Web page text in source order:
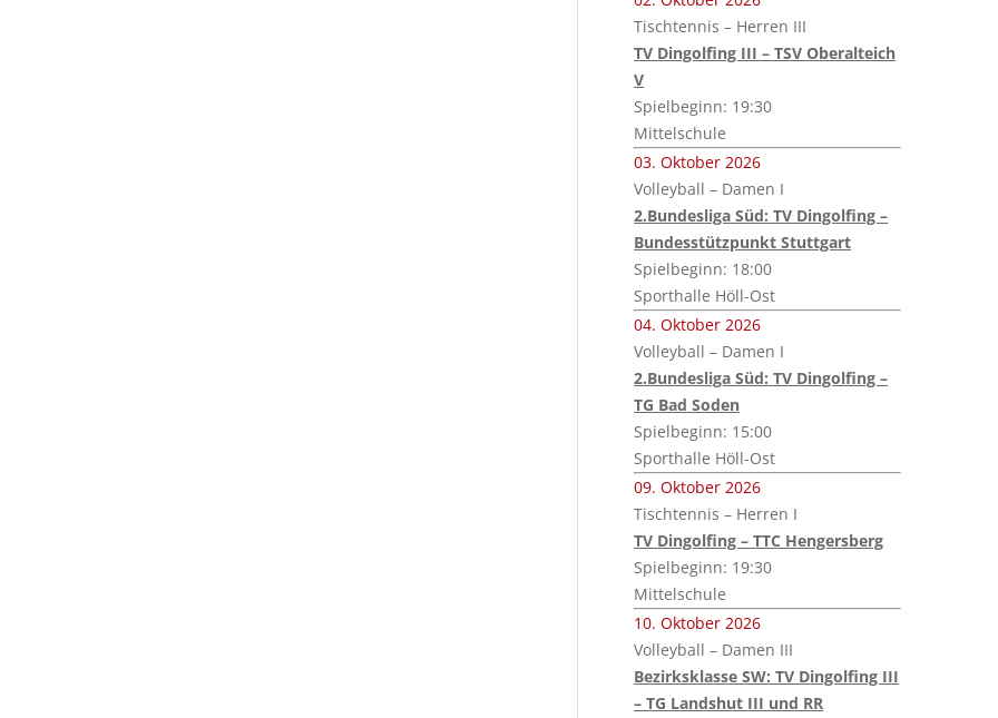
Tischtennis – Herren III
TV Dingolfing III – TSV Oberalteich
V
Spielbeginn: 19:30
Mittelschule
03. Oktober 2026
Volleyball – Damen I
2.Bundesliga Süd: TV Dingolfing –
Bundesstützpunkt Stuttgart
Spielbeginn: 18:00
Sporthalle Höll-Ost
04. Oktober 2026
Volleyball – Damen I
2.Bundesliga Süd: TV Dingolfing –
TG Bad Soden
Spielbeginn: 15:00
Sporthalle Höll-Ost
09. Oktober 2026
Tischtennis – Herren I
TV Dingolfing – TTC Hengersberg
Spielbeginn: 19:30
Mittelschule
10. Oktober 2026
Volleyball – Damen III
Bezirksklasse SW: TV Dingolfing III
– TG Landshut III und RR